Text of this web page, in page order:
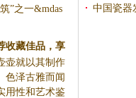
”之一&mdas
收藏佳品，享
誉的紫砂壶
壶就以其制作
色泽古雅而闻
用性和艺术鉴
中国瓷器